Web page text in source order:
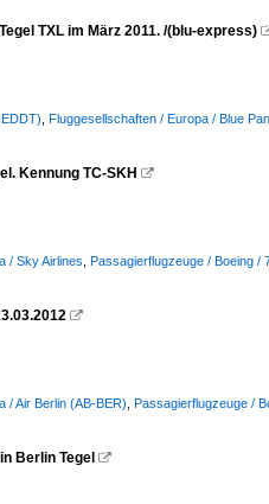
TXL im März 2011. /(blu-express)
Fluggesellschaften / Europa / Blue
Kennung TC-SKH 
/ Sky Airlines Passagierflugzeuge / Boeing /

/ Air Berlin (AB-BER) Passagierflugzeuge /
Berlin Tegel 